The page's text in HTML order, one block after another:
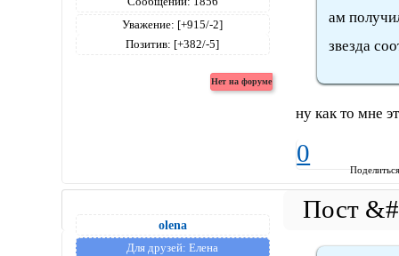
Уважение: [+915/-2]
Позитив: [+382/-5]
ам
звезда
ну как то мне
0
olena
Для друзей: Елена